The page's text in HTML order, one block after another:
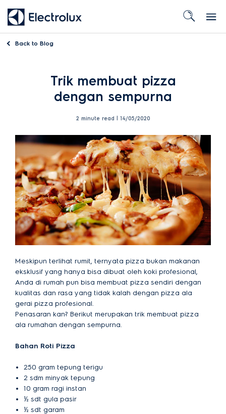
Back to Blog
Trik membuat pizza
dengan sempurna
2 minute read | 14/05/2020
Meskipun terlihat rumit, ternyata pizza bukan makanan
eksklusif yang hanya bisa dibuat oleh koki profesional,
Anda di rumah pun bisa membuat pizza sendiri dengan
kualitas dan rasa yang tidak kalah dengan pizza ala
gerai pizza profesional.
Penasaran kan? Berikut merupakan trik membuat pizza
ala rumahan dengan sempurna.
Bahan Roti Pizza
250 gram tepung terigu
2 sdm minyak tepung
10 gram ragi instan
½ sdt gula pasir
½ sdt garam